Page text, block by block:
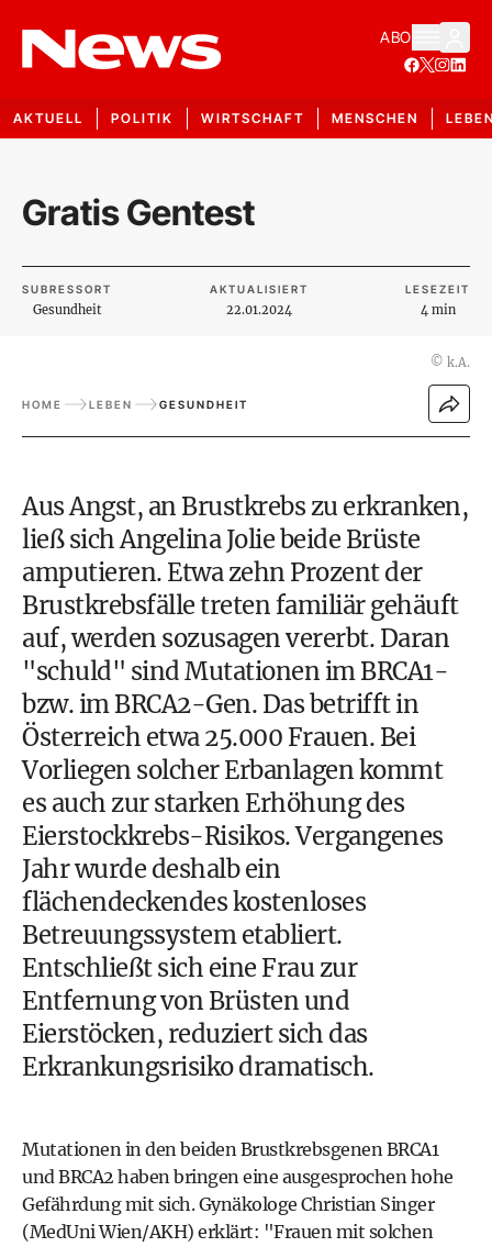
ABO
AKTUELL POLITIK WIRTSCHAFT MENSCHEN
Gratis Gentest
SUBRESSORT
Gesundheit
AKTUALISIERT
22.01.2024
LESEZEIT
4 min
© k.A.
HOME LEBEN GESUNDHEIT
Aus Angst, an Brustkrebs zu erkranken,
ließ sich Angelina Jolie beide Brüste
amputieren. Etwa zehn Prozent der
Brustkrebsfälle treten familiär gehäuft
auf, werden sozusagen vererbt. Daran
"schuld" sind Mutationen im BRCA1-
bzw. im BRCA2-Gen. Das betrifft in
Österreich etwa 25.000 Frauen. Bei
Vorliegen solcher Erbanlagen kommt
es auch zur starken Erhöhung des
Eierstockkrebs-Risikos. Vergangenes
Jahr wurde deshalb ein
flächendeckendes kostenloses
Betreuungssystemetabliert.
Entschließt sich eine Frau zur
Entfernung von Brüsten und
Eierstöcken, reduziert sich das
Erkrankungsrisiko dramatisch.
Mutationen in den beiden Brustkrebsgenen BRCA1
und BRCA2 haben bringen eine ausgesprochen hohe
Gefährdung mit sich. Gynäkologe Christian Singer
(MedUni Wien/AKH) erklärt: "Frauen mit solchen